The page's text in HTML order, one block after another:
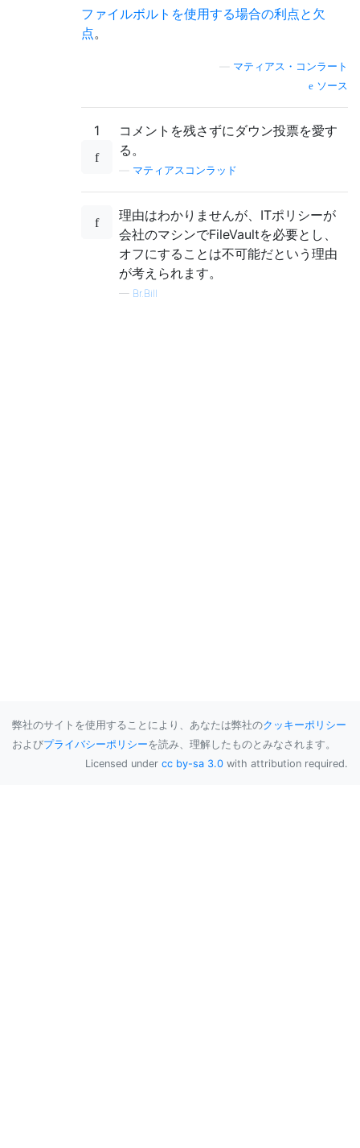
ファイルボルトを使用する場合の利点と欠
点。
マティアス・コンラート
ソース
1
コメントを残さずにダウン投票を愛す
る。
マティアスコンラッド
理由はわかりませんが、ITポリシーが
会社のマシンでFileVaultを必要とし、
オフにすることは不可能だという理由
が考えられます。
— Br.Bill
弊社のサイトを使用することにより、あなたは弊社のクッキーポリシー
およびプライバシーポリシーを読み、理解したものとみなされます。
Licensed under cc by-sa 3.0 with attribution required.